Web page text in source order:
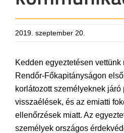
2019. szeptember 20.
Kedden egyeztetésen vettünk
Rendőr-Főkapitányságon
korlátozott személyeknek
visszaélések, és az emiatti
ellenőrzések miatt. Az
személyek országos